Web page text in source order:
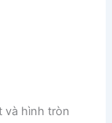
và hình tròn